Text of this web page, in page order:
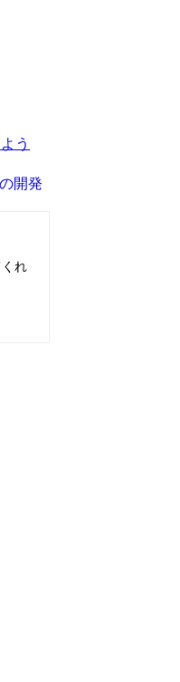
う
開発
れ